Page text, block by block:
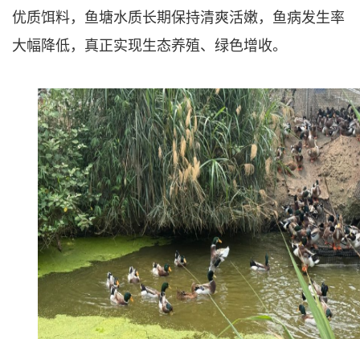
优质饵料，鱼塘水质长期保持清爽活嫩，鱼病发生率
大幅降低，真正实现生态养殖、绿色增收。